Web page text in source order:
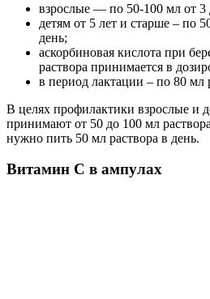
взрослые — по 50-100 мл от 3
детям от 5 лет и старше – по
день;
аскорбиновая кислота при
раствора принимается в
в период лактации – по 80 мл
В целях профилактики взрослые и
принимают от 50 до 100 мл
нужно пить 50 мл раствора в день.
Витамин С в ампулах